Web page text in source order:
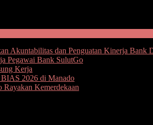
Akuntabilitas dan Penguatan Kinerja Bank
Pegawai Bank SulutGo
Kerja
2026 di Manado
Kemerdekaan